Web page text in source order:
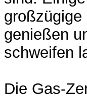
genießen
schweifen
Die Gas-